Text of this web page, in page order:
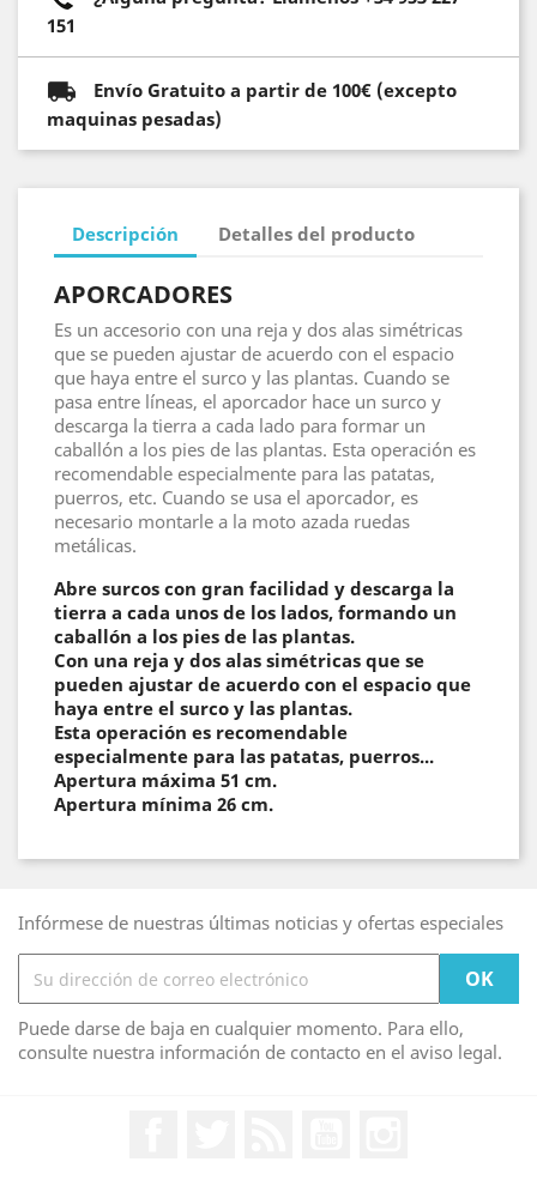
151
Envío Gratuito a partir de 100€ (excepto
maquinas pesadas)
Descripción Detalles del producto
APORCADORES
Es un accesorio con una reja y dos alas simétricas
que se pueden ajustar de acuerdo con el espacio
que haya entre el surco y las plantas. Cuando se
pasa entre líneas, el aporcador hace un surco y
descarga la tierra a cada lado para formar un
caballón a los pies de las plantas. Esta operación es
recomendable especialmente para las patatas,
puerros, etc. Cuando se usa el aporcador, es
necesario montarle a la moto azada ruedas
metálicas.
Abre surcos con gran facilidad y descarga la
tierra a cada unos de los lados, formando un
caballón a los pies de las plantas.
Con una reja y dos alas simétricas que se
pueden ajustar de acuerdo con el espacio que
haya entre el surco y las plantas.
Esta operación es recomendable
especialmente para las patatas, puerros...
Apertura máxima 51 cm.
Apertura mínima 26 cm.
Infórmese de nuestras últimas noticias y ofertas especiales
Puede darse de baja en cualquier momento. Para ello,
consulte nuestra información de contacto en el aviso legal.